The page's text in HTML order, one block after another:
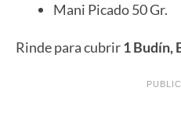
Mani Picado 50 Gr.
Rinde para cubrir1 Budín,